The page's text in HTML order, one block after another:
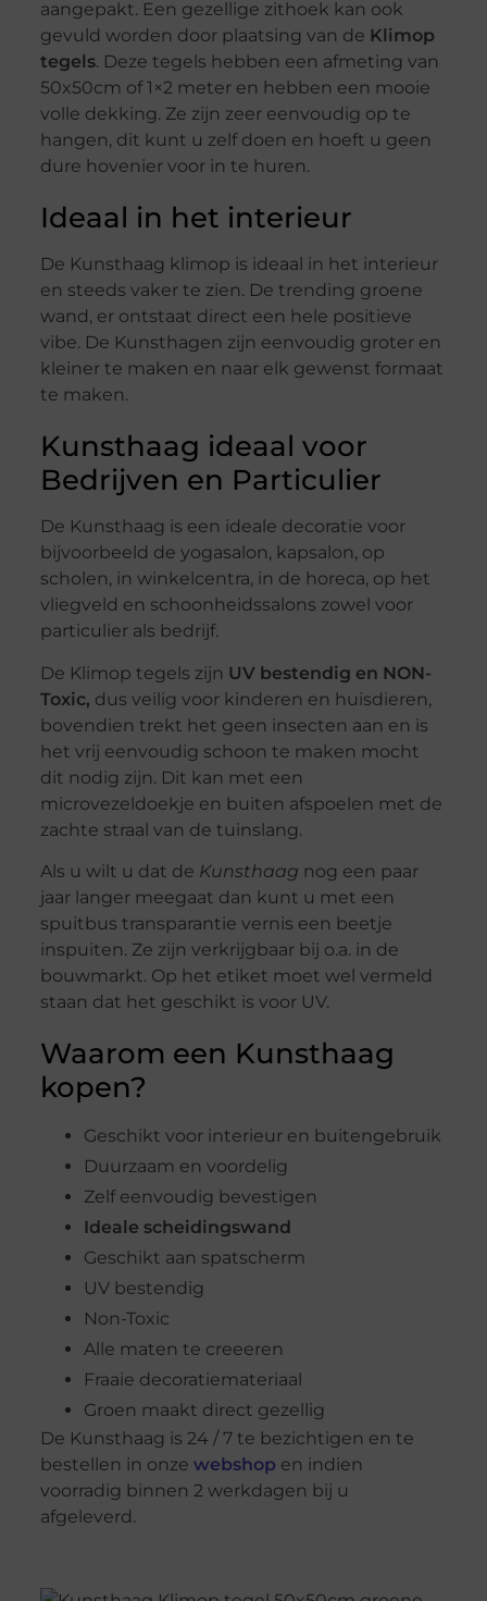
aangepakt. Een gezellige zithoek kan ook
gevuld worden door plaatsing van de Klimop
tegels. Deze tegels hebben een afmeting van
50x50cm of 1×2 meter en hebben een mooie
volle dekking. Ze zijn zeer eenvoudig op te
hangen, dit kunt u zelf doen en hoeft u geen
dure hovenier voor in te huren.
Ideaal in het interieur
De Kunsthaag klimop is ideaal in het interieur
en steeds vaker te zien. De trending groene
wand, er ontstaat direct een hele positieve
vibe. De Kunsthagen zijn eenvoudig groter en
kleiner te maken en naar elk gewenst formaat
te maken.
Kunsthaag ideaal voor
Bedrijven en Particulier
De Kunsthaag is een ideale decoratie voor
bijvoorbeeld de yogasalon, kapsalon, op
scholen, in winkelcentra, in de horeca, op het
vliegveld en schoonheidssalons zowel voor
particulier als bedrijf.
De Klimop tegels zijn UV bestendig en NON-
Toxic, dus veilig voor kinderen en huisdieren,
bovendien trekt het geen insecten aan en is
het vrij eenvoudig schoon te maken mocht
dit nodig zijn. Dit kan met een
microvezeldoekje en buiten afspoelen met de
zachte straal van de tuinslang.
Als u wilt u dat de Kunsthaag nog een paar
jaar langer meegaat dan kunt u met een
spuitbus transparantie vernis een beetje
inspuiten. Ze zijn verkrijgbaar bij o.a. in de
bouwmarkt. Op het etiket moet wel vermeld
staan dat het geschikt is voor UV.
Waarom een Kunsthaag
kopen?
Geschikt voor interieur en buitengebruik
Duurzaam en voordelig
Zelf eenvoudig bevestigen
Ideale scheidingswand
Geschikt aan spatscherm
UV bestendig
Non-Toxic
Alle maten te creeeren
Fraaie decoratiemateriaal
Groen maakt direct gezellig
De Kunsthaag is 24 / 7 te bezichtigen en te
bestellen in onze webshop en indien
voorradig binnen 2 werkdagen bij u
afgeleverd.